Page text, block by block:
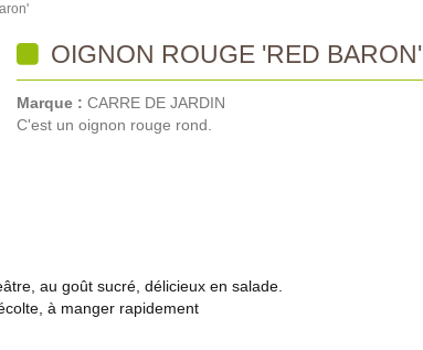
OIGNON ROUGE 'RED BARON'
Marque : CARRE DE JARDIN
C'est un oignon rouge rond.
au goût sucré, délicieux en salade.
à manger rapidement